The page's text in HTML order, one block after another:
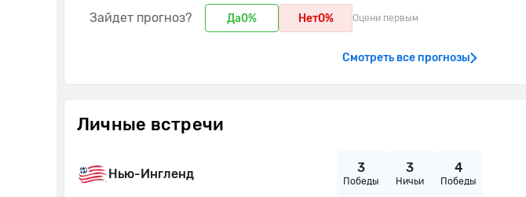
Зайдет прогноз? Да0% Нет0% Оцени первым
Смотреть все прогнозы
Личные встречи
Нью-Ингленд 3
Победы
3
Ничьи
4
Победы